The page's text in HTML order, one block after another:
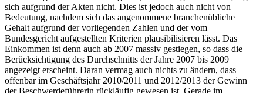
sich aufgrund der Akten nicht. Dies ist jedoch auch nicht von
Bedeutung, nachdem sich das angenommene branchenübliche
Gehalt aufgrund der vorliegenden Zahlen und der vom
Bundesgericht aufgestellten Kriterien plausibilisieren lässt. Das
Einkommen ist denn auch ab 2007 massiv gestiegen, so dass die
Berücksichtigung des Durchschnitts der Jahre 2007 bis 2009
angezeigt erscheint. Daran vermag auch nichts zu ändern, dass
offenbar im Geschäftsjahr 2010/2011 und 2012/2013 der Gewinn